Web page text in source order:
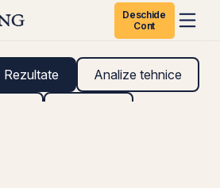
Deschide
Cont
Rezultate Analize tehnice